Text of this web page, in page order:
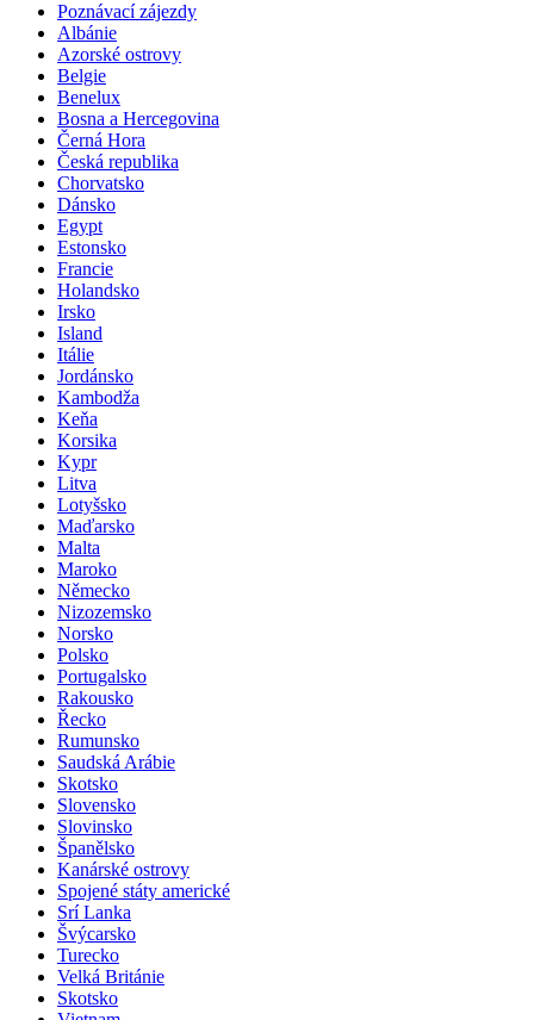
Poznávací zájezdy
Albánie
Azorské ostrovy
Belgie
Benelux
Bosna a Hercegovina
Černá Hora
Česká republika
Chorvatsko
Dánsko
Egypt
Estonsko
Francie
Holandsko
Irsko
Island
Itálie
Jordánsko
Kambodža
Keňa
Korsika
Kypr
Litva
Lotyšsko
Maďarsko
Malta
Maroko
Německo
Nizozemsko
Norsko
Polsko
Portugalsko
Rakousko
Řecko
Rumunsko
Saudská Arábie
Skotsko
Slovensko
Slovinsko
Španělsko
Kanárské ostrovy
Spojené státy americké
Srí Lanka
Švýcarsko
Turecko
Velká Británie
Skotsko